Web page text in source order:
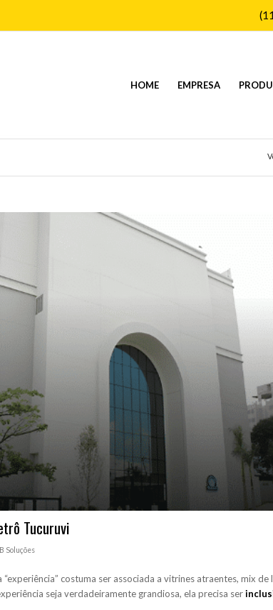
HOME EMPRESA
Tucuruvi
Soluções
costuma ser associada a vitrines atraentes, mix de
seja verdadeiramente grandiosa, ela precisa ser